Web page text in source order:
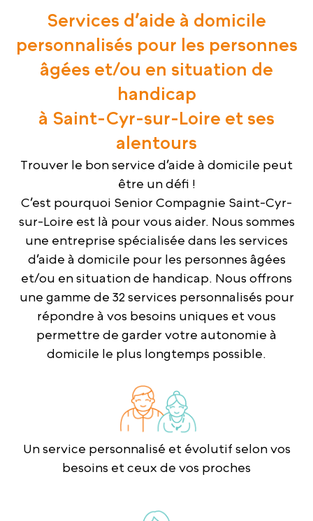
Services d’aide à domicile
personnalisés pour les personnes
âgées et/ou en situation de
handicap
à Saint-Cyr-sur-Loire et ses
alentours
Trouver le bon service d’aide à domicile peut
être un défi !
C’est pourquoi Senior Compagnie Saint-Cyr-
sur-Loire est là pour vous aider. Nous sommes
une entreprise spécialisée dans les services
d’aide à domicile pour les personnes âgées
et/ou en situation de handicap. Nous offrons
une gamme de 32 services personnalisés pour
répondre à vos besoins uniques et vous
permettre de garder votre autonomie à
domicile le plus longtemps possible.
Un service personnalisé et évolutif selon vos
besoins et ceux de vos proches